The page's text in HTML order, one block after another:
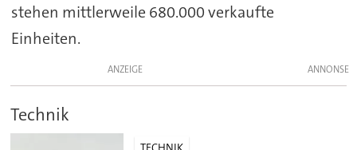
stehen mittlerweile 680.000 verkaufte
Einheiten.
ANZEIGE
Technik